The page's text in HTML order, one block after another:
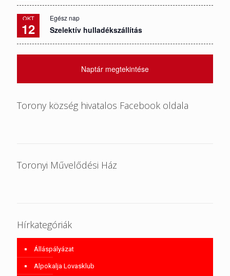
OKT
12
Egész nap
Szelektív hulladékszállítás
Naptár megtekintése
Torony község hivatalos Facebook oldala
Toronyi Művelődési Ház
Hírkategóriák
Álláspályázat
Alpokalja Lovasklub